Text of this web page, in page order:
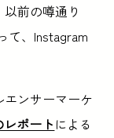
前の噂通り
て、Instagram
ンサーマーケ
レポート による